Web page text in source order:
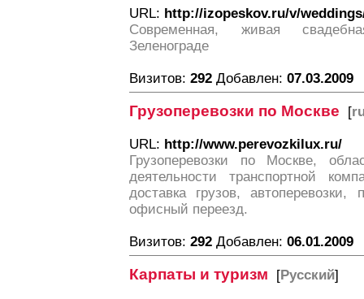
URL: http://izopeskov.ru/v/
Современная, живая
Зеленограде
Визитов: 292 Добавлен: 07.03.2009
Грузоперевозки по Москве [
URL: http://www.perevozkilux.ru/
Грузоперевозки по Москве,
деятельности транспортной
доставка грузов, автоперевозки,
офисный переезд.
Визитов: 292 Добавлен: 06.01.2009
Карпаты и туризм [Русский]